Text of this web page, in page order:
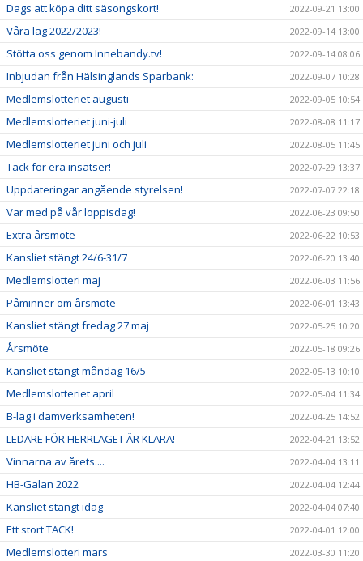
Dags att köpa ditt säsongskort! 2022-09-21 13:00
Våra lag 2022/2023! 2022-09-14 13:00
Stötta oss genom Innebandy.tv! 2022-09-14 08:06
Inbjudan från Hälsinglands Sparbank: 2022-09-07 10:28
Medlemslotteriet augusti 2022-09-05 10:54
Medlemslotteriet juni-juli 2022-08-08 11:17
Medlemslotteriet juni och juli 2022-08-05 11:45
Tack för era insatser! 2022-07-29 13:37
Uppdateringar angående styrelsen! 2022-07-07 22:18
Var med på vår loppisdag! 2022-06-23 09:50
Extra årsmöte 2022-06-22 10:53
Kansliet stängt 24/6-31/7 2022-06-20 13:40
Medlemslotteri maj 2022-06-03 11:56
Påminner om årsmöte 2022-06-01 13:43
Kansliet stängt fredag 27 maj 2022-05-25 10:20
Årsmöte 2022-05-18 09:26
Kansliet stängt måndag 16/5 2022-05-13 10:10
Medlemslotteriet april 2022-05-04 11:34
B-lag i damverksamheten! 2022-04-25 14:52
LEDARE FÖR HERRLAGET ÄR KLARA! 2022-04-21 13:52
Vinnarna av årets.... 2022-04-04 13:11
HB-Galan 2022 2022-04-04 12:44
Kansliet stängt idag 2022-04-04 07:40
Ett stort TACK! 2022-04-01 12:00
Medlemslotteri mars 2022-03-30 11:20